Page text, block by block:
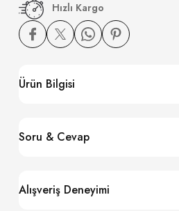
Hızlı Kargo
Ürün Bilgisi
Soru & Cevap
Alışveriş Deneyimi